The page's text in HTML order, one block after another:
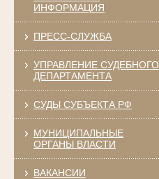
ИНФОРМАЦИЯ
ПРЕСС-СЛУЖБА
УПРАВЛЕНИЕ СУДЕБНОГО
ДЕПАРТАМЕНТА
СУДЫ СУБЪЕКТА РФ
МУНИЦИПАЛЬНЫЕ
ОРГАНЫ ВЛАСТИ
ВАКАНСИИ